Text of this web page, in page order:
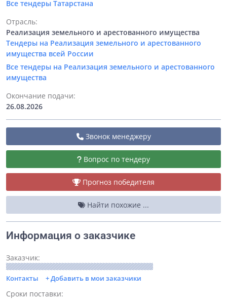
Все тендеры Татарстана
Отрасль:
Реализация земельного и арестованного имущества
Тендеры на Реализация земельного и арестованного
имущества всей России
Все тендеры на Реализация земельного и арестованного
имущества
Окончание подачи:
26.08.2026
Звонок менеджеру
Вопрос по тендеру
Прогноз победителя
Найти похожие ...
Информация о заказчике
Заказчик:
Контакты + Добавить в мои заказчики
Сроки поставки: